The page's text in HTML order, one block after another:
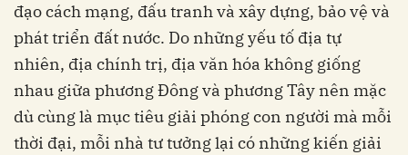
đạo cách mạng, đấu tranh và xây dựng, bảo vệ và
phát triển đất nước. Do những yếu tố địa tự
nhiên, địa chính trị, địa văn hóa không giống
nhau giữa phương Đông và phương Tây nên mặc
dù cùng là mục tiêu giải phóng con người mà mỗi
thời đại, mỗi nhà tư tưởng lại có những kiến giải